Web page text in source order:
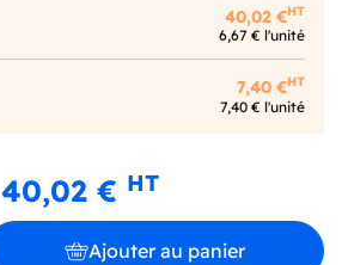
40,02 €HT
6,67 € l'unité
7,40 €HT
7,40 € l'unité
40,02 € HT
Ajouter au panier